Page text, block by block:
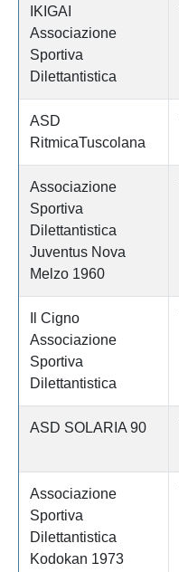
IKIGAI
Associazione
Sportiva
Dilettantistica
ASD
RitmicaTuscolana
Associazione
Sportiva
Dilettantistica
Juventus Nova
Melzo 1960
Il Cigno
Associazione
Sportiva
Dilettantistica
ASD SOLARIA 90
Associazione
Sportiva
Dilettantistica
Kodokan 1973